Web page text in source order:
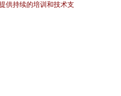
供持续的培训和技术支